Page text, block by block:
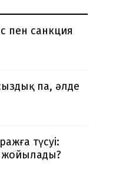
пен санкция
па, әлде
түсуі:
жойылады?